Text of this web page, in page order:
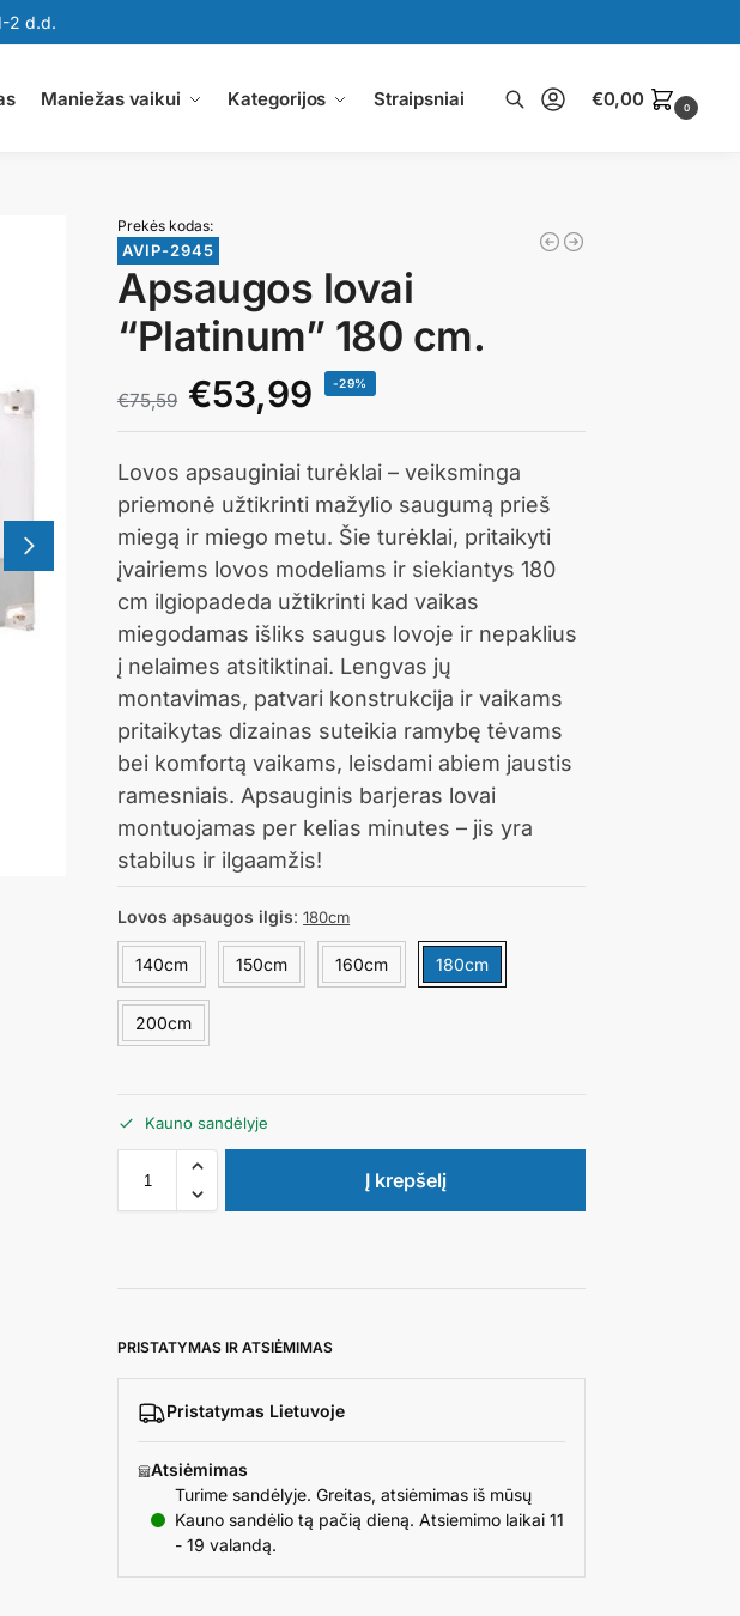
2 d.d.
Maniežas vaikui Kategorijos Straipsniai €0,00 0
Prekės kodas:
AVIP-2945
Apsaugos lovai
“Platinum” 180 cm.
€75,59 €53,99 -29%
Lovos apsauginiai turėklai – veiksminga
priemonė užtikrinti mažylio saugumą prieš
miegą ir miego metu. Šie turėklai, pritaikyti
įvairiems lovos modeliams ir siekiantys 180
cm ilgiopadeda užtikrinti kad vaikas
miegodamas išliks saugus lovoje ir nepaklius
į nelaimes atsitiktinai. Lengvas jų
montavimas, patvari konstrukcija ir vaikams
pritaikytas dizainas suteikia ramybę tėvams
bei komfortą vaikams, leisdami abiem jaustis
ramesniais. Apsauginis barjeras lovai
montuojamas per kelias minutes – jis yra
stabilus ir ilgaamžis!
Lovos apsaugos ilgis: 180cm
140cm 150cm 160cm 180cm
200cm
Kauno sandėlyje
Į krepšelį
PRISTATYMAS IR ATSIĖMIMAS
Pristatymas Lietuvoje
Atsiėmimas
Turime sandėlyje. Greitas, atsiėmimas iš mūsų
Kauno sandėlio tą pačią dieną. Atsiemimo laikai 11
- 19 valandą.